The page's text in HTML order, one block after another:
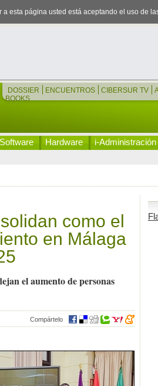
esta página usted está aceptando el uso de
DOSSIER ENCUENTROS CIBERSUR TV
BOOKS
Software Hardware i-Administración
como el
en Málaga
el aumento de personas
Compártelo